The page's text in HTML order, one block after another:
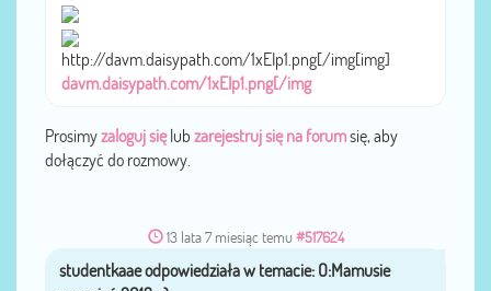
http://davm.daisypath.com/1xEIp1.png[/img[img]
davm.daisypath.com/1xEIp1.png[/img
Prosimyzaloguj sięlub zarejestruj się na forumsię, aby
dołączyć do rozmowy.
13 lata 7 miesiąc temu #517624
przezstudentkaae